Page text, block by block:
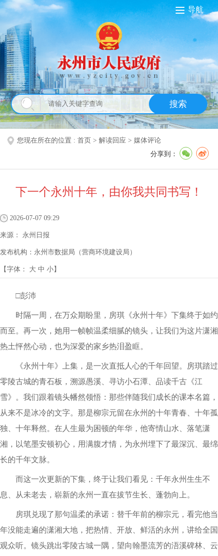
导航
搜索
您现在所在的位置 : 首页 > 解读回应 > 媒体评论
分享到：
下一个永州十年，由你我共同书写！
2026-07-07 09:29
来源： 永州日报
发布机构： 永州市数据局（营商环境建设局）
【字体： 大 中 小】
□彭沛
时隔一周，在万众期盼里，房琪《永州十年》下集终于如约
而至。再一次，她用一帧帧温柔细腻的镜头，让我们为这片潇湘
热土怦然心动，也为深爱的家乡热泪盈眶。
《永州十年》上集，是一次直抵人心的千年回望。房琪踏过
零陵古城的青石板，溯源愚溪、寻访小石潭、品读千古《江
雪》。我们跟着镜头幡然领悟：那些伴随我们成长的课本名篇，
从来不是冰冷的文字。那是柳宗元留在永州的十年青春、十年孤
独、十年释然。在人生最为困顿的年华，他寄情山水、落笔潇
湘，以笔墨安顿初心，用满腹才情，为永州埋下了最深沉、最绵
长的千年文脉。
而这一次更新的下集，终于让我们看见：千年永州生生不
息、从未老去，崭新的永州一直在拔节生长、蓬勃向上。
房琪兑现了那句温柔的承诺：替千年前的柳宗元，看完他当
年没能走遍的潇湘大地，把热情、开放、鲜活的永州，讲给全国
观众听。镜头跳出零陵古城一隅，望向翰墨流芳的浯溪碑林、云